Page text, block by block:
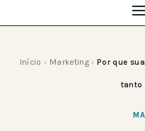
Início › Marketing › Por que
tanto